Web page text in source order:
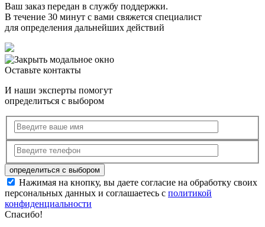
Ваш заказ передан в службу поддержки.
В течение 30 минут с вами свяжется специалист
для определения дальнейших действий
Оставьте контакты
И наши эксперты помогут
определиться с выбором
Нажимая на кнопку, вы даете согласие на обработку своих
персональных данных и соглашаетесь с политикой
конфиденциальности
Спасибо!